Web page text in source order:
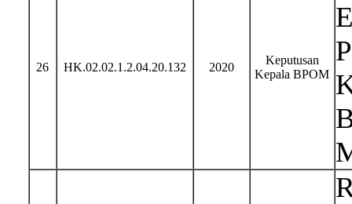
26 HK.02.02.1.2.04.20.132 2020
Keputusan
Kepala BPOM